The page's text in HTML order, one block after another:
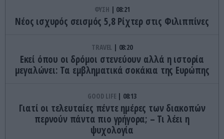
ΦΥΣΗ 08:21
Νέος ισχυρός σεισμός 5,8 Ρίχτερ στις Φιλιππίνες
TRAVEL 08:20
Εκεί όπου οι δρόμοι στενεύουν αλλά η ιστορία
μεγαλώνει: Τα εμβληματικά σοκάκια της Ευρώπης
GOOD LIFE 08:13
Γιατί οι τελευταίες πέντε ημέρες των διακοπών
περνούν πάντα πιο γρήγορα; – Τι λέει η
ψυχολογία